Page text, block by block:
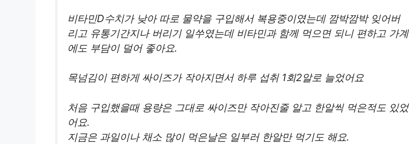
비타민D수치가 낮아 따로 물약을 구입해서 복용중이였는데 깜박깜박 잊어버
리고 유통기간지나 버리기 일쑤였는데 비타민과 함께 먹으면 되니 편하고 가계
에도 부담이 덜어 좋아요.
목넘김이 편하게 싸이즈가 작아지면서 하루 섭취 1회2알로 늘었어요
처음 구입했을때 용량은 그대로 싸이즈만 작아진줄 알고 한알씩 먹은적도 있었
어요.
지금은 과일이나 채소 많이 먹은날은 일부러 한알만 먹기도 해요.